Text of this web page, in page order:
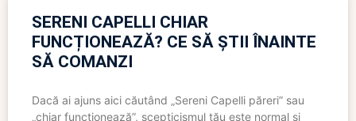
SERENI CAPELLI CHIAR
FUNCȚIONEAZĂ? CE SĂ ȘTII ÎNAINTE
SĂ COMANZI
Dacă ai ajuns aici căutând „Sereni Capelli păreri” sau
„chiar funcționează”, scepticismul tău este normal și